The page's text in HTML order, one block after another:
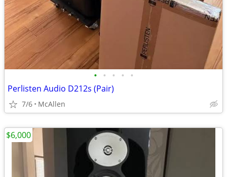
• • • • •
Perlisten Audio D212s (Pair)
7/6 McAllen
$6,000